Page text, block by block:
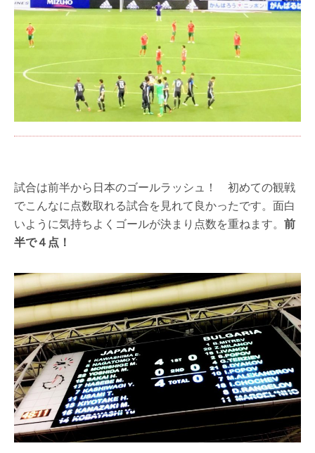
試合は前半から日本のゴールラッシュ！ 初めての観戦
でこんなに点数取れる試合を見れて良かったです。面白
いように気持ちよくゴールが決まり点数を重ねます。 前
半で４点！